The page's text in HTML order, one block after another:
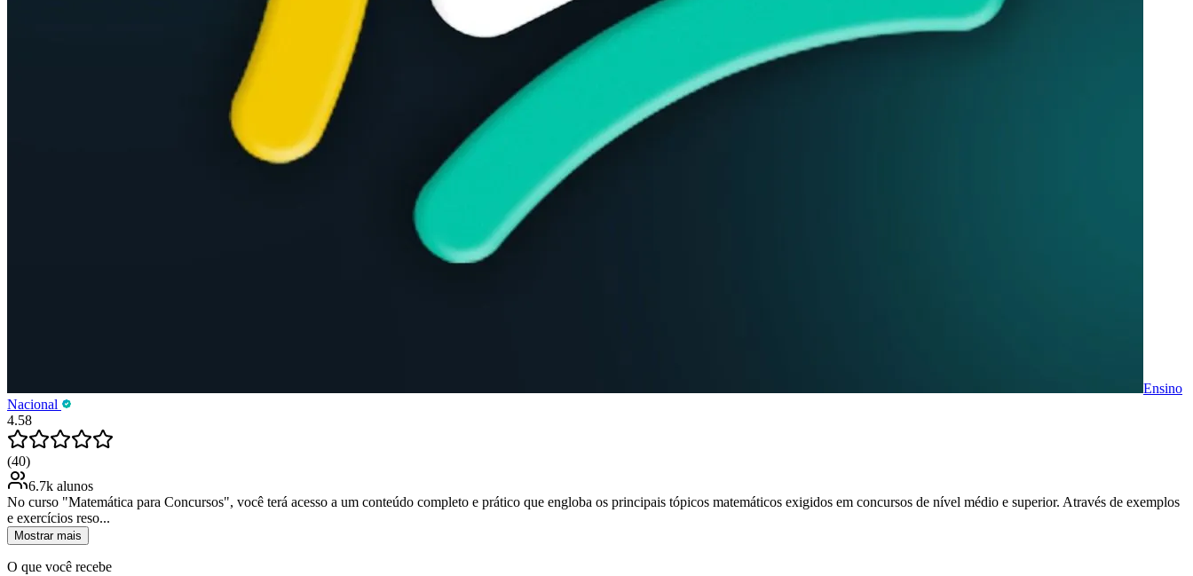
Ensino
Nacional
4.58
(40)
6.7k alunos
No curso "Matemática para Concursos", você terá acesso a um conteúdo completo e prático que engloba os principais tópicos matemáticos exigidos em concursos de nível médio e superior. Através de exemplos
e exercícios reso...
Mostrar mais
O que você recebe